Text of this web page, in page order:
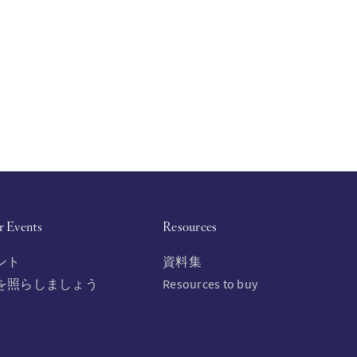
Events
ト
照らしましょう
Resources
資料集
Resources to buy